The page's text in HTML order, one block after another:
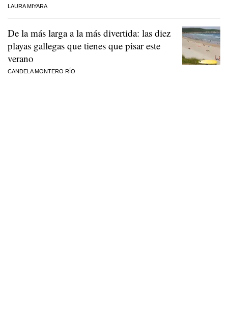
LAURA MIYARA
De la más larga a la más divertida: las diez
playas gallegas que tienes que pisar este
verano
CANDELA MONTERO RÍO